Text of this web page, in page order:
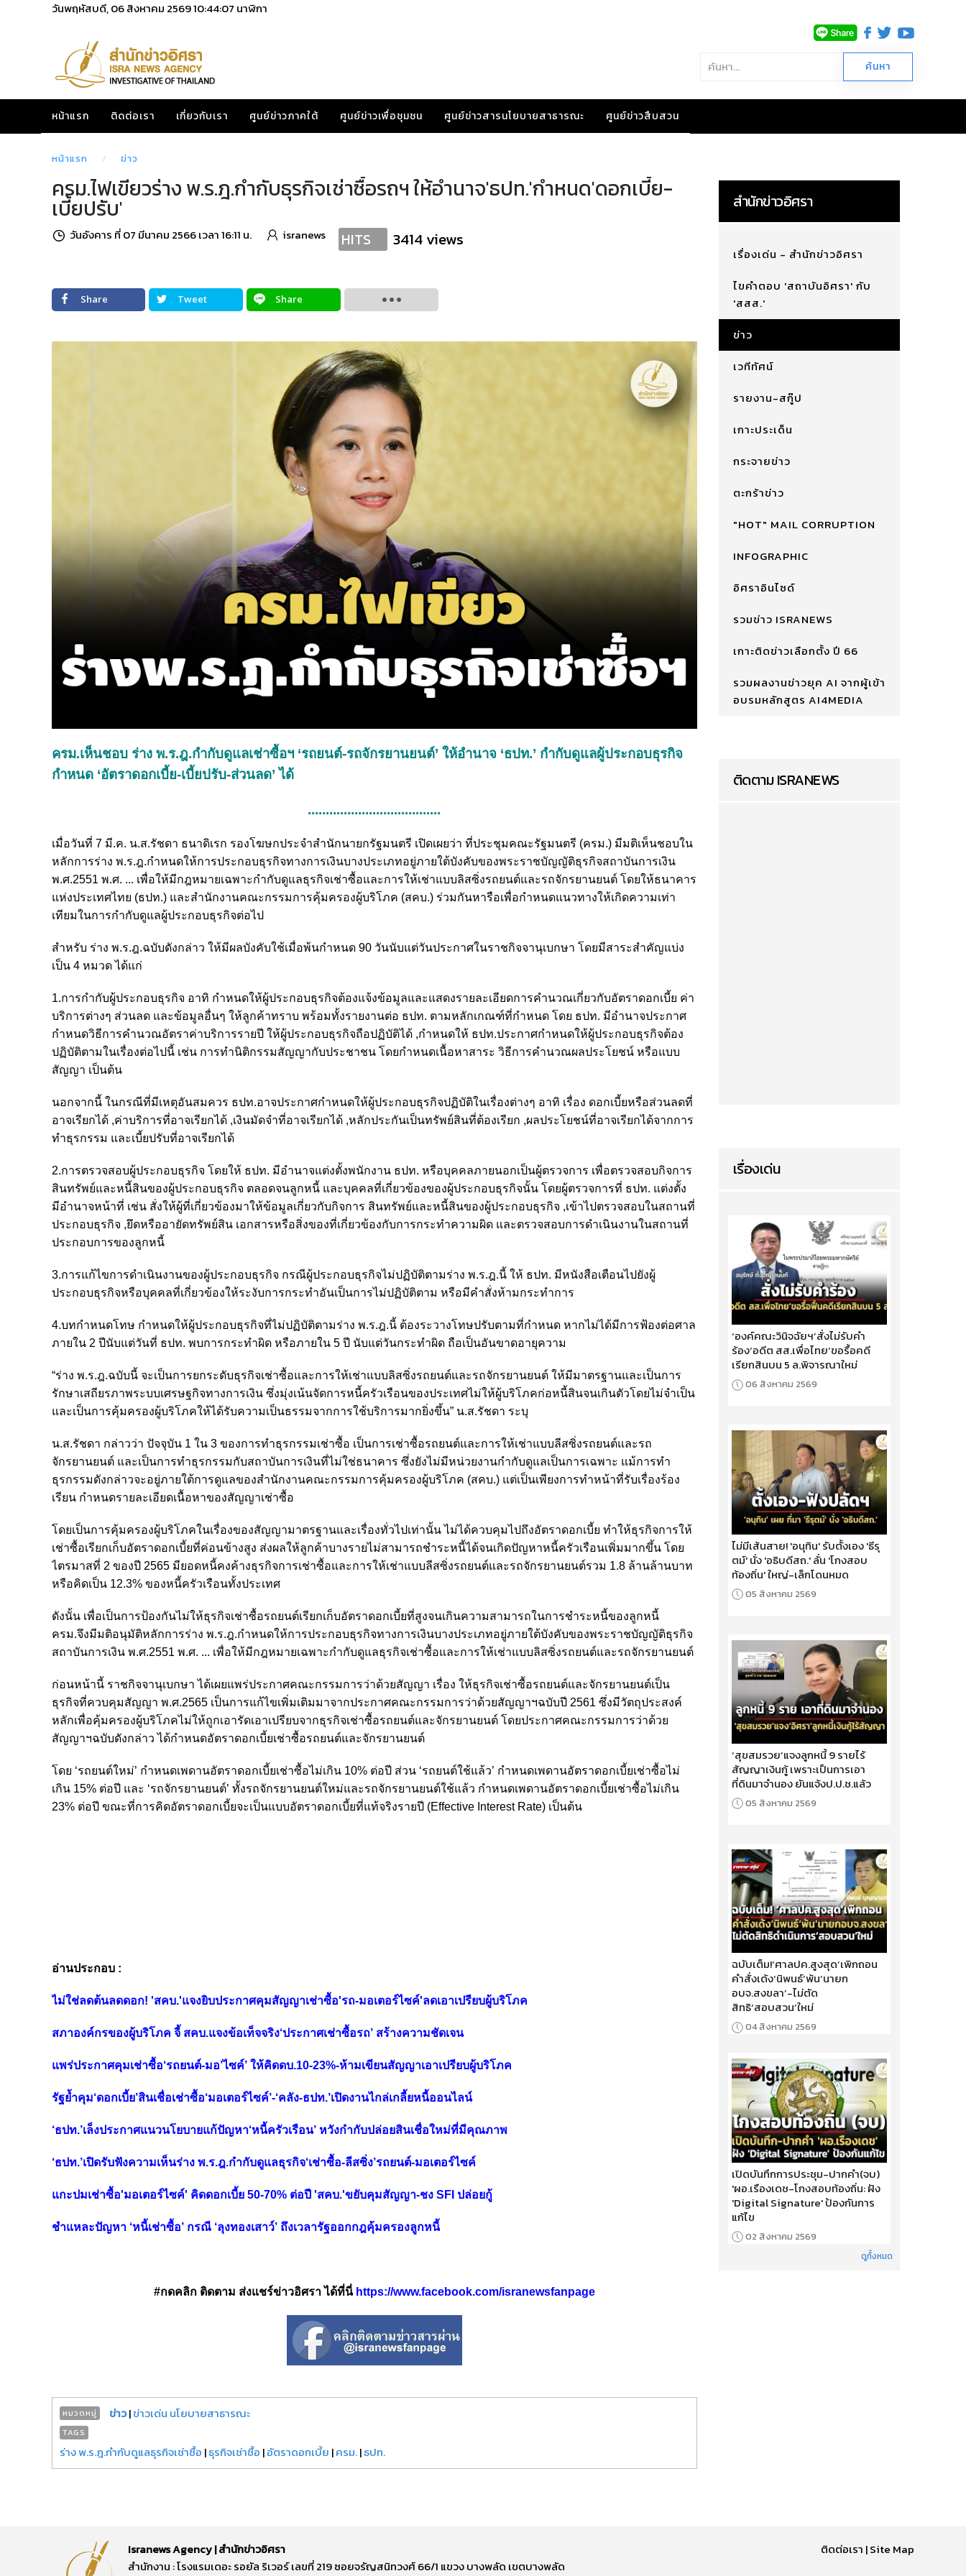
วันพฤหัสบดี, 06 สิงหาคม 256910:44:08 นาฬิกา
หน้าแรก ติดต่อเรา เกี่ยวกับเรา ศูนย์ข่าวภาคใต้ ศูนย์ข่าวเพื่อชุมชน ศูนย์ข่าวสารนโยบายสาธารณะ ศูนย์ข่าวสืบสวน
หน้าแรก ข่าว
ครม.ไฟเขียวร่าง พ.ร.ฎ.กำกับธุรกิจเช่าซื้อรถฯ ให้อำนาจ'ธปท.'กำหนด'ดอกเบี้ย-
เบี้ยปรับ'
วันอังคาร ที่ 07 มีนาคม 2566 เวลา 16:11 น. isranews HITS 3414 views
Share Tweet Share
ครม.เห็นชอบ ร่าง พ.ร.ฎ.กำกับดูแลเช่าซื้อฯ ‘รถยนต์-รถจักรยานยนต์’ ให้อำนาจ ‘ธปท.’ กำกับดูแลผู้ประกอบธุรกิจ
กำหนด ‘อัตราดอกเบี้ย-เบี้ยปรับ-ส่วนลด’ ได้
.....................................
เมื่อวันที่ 7 มี.ค. น.ส.รัชดา ธนาดิเรก รองโฆษกประจำสำนักนายกรัฐมนตรี เปิดเผยว่า ที่ประชุมคณะรัฐมนตรี (ครม.) มีมติเห็นชอบใน
หลักการร่าง พ.ร.ฎ.กำหนดให้การประกอบธุรกิจทางการเงินบางประเภทอยู่ภายใต้บังคับของพระราชบัญญัติธุรกิจสถาบันการเงิน
พ.ศ.2551 พ.ศ. ... เพื่อให้มีกฎหมายเฉพาะกำกับดูแลธุรกิจเช่าซื้อและการให้เช่าแบบลิสซิ่งรถยนต์และรถจักรยานยนต์ โดยให้ธนาคาร
แห่งประเทศไทย (ธปท.) และสำนักงานคณะกรรมการคุ้มครองผู้บริโภค (สคบ.) ร่วมกันหารือเพื่อกำหนดแนวทางให้เกิดความเท่า
เทียมในการกำกับดูแลผู้ประกอบธุรกิจต่อไป
สำหรับ ร่าง พ.ร.ฎ.ฉบับดังกล่าว ให้มีผลบังคับใช้เมื่อพ้นกำหนด 90 วันนับแต่วันประกาศในราชกิจจานุเบกษา โดยมีสาระสำคัญแบ่ง
เป็น 4 หมวด ได้แก่
1.การกำกับผู้ประกอบธุรกิจ อาทิ กำหนดให้ผู้ประกอบธุรกิจต้องแจ้งข้อมูลและแสดงรายละเอียดการคำนวณเกี่ยวกับอัตราดอกเบี้ย ค่า
บริการต่างๆ ส่วนลด และข้อมูลอื่นๆ ให้ลูกค้าทราบ พร้อมทั้งรายงานต่อ ธปท. ตามหลักเกณฑ์ที่กำหนด โดย ธปท. มีอำนาจประกาศ
กำหนดวิธีการคำนวณอัตราค่าบริการรายปี ให้ผู้ประกอบธุรกิจถือปฏิบัติได้ ,กำหนดให้ ธปท.ประกาศกำหนดให้ผู้ประกอบธุรกิจต้อง
ปฏิบัติตามในเรื่องต่อไปนี้ เช่น การทำนิติกรรมสัญญากับประชาชน โดยกำหนดเนื้อหาสาระ วิธีการคำนวณผลประโยชน์ หรือแบบ
สัญญา เป็นต้น
นอกจากนี้ ในกรณีที่มีเหตุอันสมควร ธปท.อาจประกาศกำหนดให้ผู้ประกอบธุรกิจปฏิบัติในเรื่องต่างๆ อาทิ เรื่อง ดอกเบี้ยหรือส่วนลดที่
อาจเรียกได้ ,ค่าบริการที่อาจเรียกได้ ,เงินมัดจำที่อาจเรียกได้ ,หลักประกันเป็นทรัพย์สินที่ต้องเรียก ,ผลประโยชน์ที่อาจเรียกได้จากการ
ทำธุรกรรม และเบี้ยปรับที่อาจเรียกได้
2.การตรวจสอบผู้ประกอบธุรกิจ โดยให้ ธปท. มีอำนาจแต่งตั้งพนักงาน ธปท. หรือบุคคลภายนอกเป็นผู้ตรวจการ เพื่อตรวจสอบกิจการ
สินทรัพย์และหนี้สินของผู้ประกอบธุรกิจ ตลอดจนลูกหนี้ และบุคคลที่เกี่ยวข้องของผู้ประกอบธุรกิจนั้น โดยผู้ตรวจการที่ ธปท. แต่งตั้ง
มีอำนาจหน้าที่ เช่น สั่งให้ผู้ที่เกี่ยวข้องมาให้ข้อมูลเกี่ยวกับกิจการ สินทรัพย์และหนี้สินของผู้ประกอบธุรกิจ ,เข้าไปตรวจสอบในสถานที่
ประกอบธุรกิจ ,ยึดหรืออายัดทรัพย์สิน เอกสารหรือสิ่งของที่เกี่ยวข้องกับการกระทำความผิด และตรวจสอบการดำเนินงานในสถานที่
ประกอบการของลูกหนี้
3.การแก้ไขการดำเนินงานของผู้ประกอบธุรกิจ กรณีผู้ประกอบธุรกิจไม่ปฏิบัติตามร่าง พ.ร.ฎ.นี้ ให้ ธปท. มีหนังสือเตือนไปยังผู้
ประกอบธุรกิจหรือบุคคลที่เกี่ยวข้องให้ระงับการกระทำอันเป็นการไม่ปฏิบัติตาม หรือมีคำสั่งห้ามกระทำการ
4.บทกำหนดโทษ กำหนดให้ผู้ประกอบธุรกิจที่ไม่ปฏิบัติตามร่าง พ.ร.ฎ.นี้ ต้องระวางโทษปรับตามที่กำหนด หากไม่ได้มีการฟ้องต่อศาล
ภายใน 2 ปีนับแต่วันที่ ธปท. พบการกระทำผิด หรือภายใน 5 ปี นับแต่วันกระทำผิด ถือเป็นอันขาดอายุความ
“ร่าง พ.ร.ฎ.ฉบับนี้ จะเป็นการยกระดับธุรกิจเช่าซื้อและการให้เช่าแบบลิสซิ่งรถยนต์และรถจักรยานยนต์ ให้มีมาตรฐานและเป็นการ
รักษาเสถียรภาพระบบเศรษฐกิจทางการเงิน ซึ่งมุ่งเน้นจัดการหนี้ครัวเรือนของประเทศไม่ให้ผู้บริโภคก่อหนี้สินจนเกินตัวโดยไม่จำเป็น
และเป็นการคุ้มครองผู้บริโภคให้ได้รับความเป็นธรรมจากการใช้บริการมากยิ่งขึ้น” น.ส.รัชดา ระบุ
น.ส.รัชดา กล่าวว่า ปัจจุบัน 1 ใน 3 ของการทำธุรกรรมเช่าซื้อ เป็นการเช่าซื้อรถยนต์และการให้เช่าแบบลีสซิ่งรถยนต์และรถ
จักรยานยนต์ และเป็นการทำธุรกรรมกับสถาบันการเงินที่ไม่ใช่ธนาคาร ซึ่งยังไม่มีหน่วยงานกำกับดูแลเป็นการเฉพาะ แม้การทำ
ธุรกรรมดังกล่าวจะอยู่ภายใต้การดูแลของสำนักงานคณะกรรมการคุ้มครองผู้บริโภค (สคบ.) แต่เป็นเพียงการทำหน้าที่รับเรื่องร้อง
เรียน กำหนดรายละเอียดเนื้อหาของสัญญาเช่าซื้อ
โดยเป็นการคุ้มครองผู้บริโภคในเรื่องของสัญญามาตรฐานและเรื่องทั่วไปเท่านั้น ไม่ได้ควบคุมไปถึงอัตราดอกเบี้ย ทำให้ธุรกิจการให้
เช่าซื้อเรียกเก็บอัตราดอกเบี้ยที่ค่อนข้างสูง ส่งผลให้ลูกค้าบางรายไม่สามารถชำระหนี้ได้จนเกิดปัญหาหนี้ครัวเรือนเพิ่มมากขึ้น โดย
ไตรมาสที่ 2 ของปี 2565 มียอดหนี้คงค้างธุรกิจการเช่าซื้อและการให้เช่าแบบลีสซิ่งรถยนต์และรถจักรยานยนต์รวม 1.8 ล้านล้านบาท
หรือคิดเป็น 12.3% ของหนี้ครัวเรือนทั้งประเทศ
ดังนั้น เพื่อเป็นการป้องกันไม่ให้ธุรกิจเช่าซื้อรถยนต์เรียกเก็บอัตราดอกเบี้ยที่สูงจนเกินความสามารถในการชำระหนี้ของลูกหนี้
ครม.จึงมีมติอนุมัติหลักการร่าง พ.ร.ฎ.กำหนดให้การประกอบธุรกิจทางการเงินบางประเภทอยู่ภายใต้บังคับของพระราชบัญญัติธุรกิจ
สถาบันการเงิน พ.ศ.2551 พ.ศ. ... เพื่อให้มีกฎหมายเฉพาะกำกับดูแลธุรกิจเช่าซื้อและการให้เช่าแบบลิสซิ่งรถยนต์และรถจักรยานยนต์
ก่อนหน้านี้ ราชกิจจานุเบกษา ได้เผยแพร่ประกาศคณะกรรมการว่าด้วยสัญญา เรื่อง ให้ธุรกิจเช่าซื้อรถยนต์และจักรยานยนต์เป็น
ธุรกิจที่ควบคุมสัญญา พ.ศ.2565 เป็นการแก้ไขเพิ่มเติมมาจากประกาศคณะกรรมการว่าด้วยสัญญาฯฉบับปี 2561 ซึ่งมีวัตถุประสงค์
หลักเพื่อคุ้มครองผู้บริโภคไม่ให้ถูกเอารัดเอาเปรียบจากธุรกิจเช่าซื้อรถยนต์และจักรยานยนต์ โดยประกาศคณะกรรมการว่าด้วย
สัญญาฯฉบับดังกล่าว ได้กำหนดอัตราดอกเบี้ยเช่าซื้อรถยนต์และจักรยานยนต์
โดย ‘รถยนต์ใหม่’ กำหนดเพดานอัตราดอกเบี้ยเช่าซื้อไม่เกิน 10% ต่อปี ส่วน ‘รถยนต์ใช้แล้ว’ กำหนดเพดานอัตราดอกเบี้ยเช่าซื้อไม่
เกิน 15% ต่อปี และ ‘รถจักรยานยนต์’ ทั้งรถจักรยานยนต์ใหม่และรถจักรยานยนต์ใช้แล้ว กำหนดเพดานอัตราดอกเบี้ยเช่าซื้อไม่เกิน
23% ต่อปี ขณะที่การคิดอัตราดอกเบี้ยจะเป็นแบบอัตราดอกเบี้ยที่แท้จริงรายปี (Effective Interest Rate) เป็นต้น
อ่านประกอบ :
ไม่ใช่ลดต้นลดดอก! 'สคบ.'แจงยิบประกาศคุมสัญญาเช่าซื้อ'รถ-มอเตอร์ไซค์'ลดเอาเปรียบผู้บริโภค
สภาองค์กรของผู้บริโภค จี้ สคบ.แจงข้อเท็จจริง‘ประกาศเช่าซื้อรถ’ สร้างความชัดเจน
แพร่ประกาศคุมเช่าซื้อ‘รถยนต์-มอ’ไซค์’ ให้คิดดบ.10-23%-ห้ามเขียนสัญญาเอาเปรียบผู้บริโภค
รัฐย้ำคุม‘ดอกเบี้ย’สินเชื่อเช่าซื้อ‘มอเตอร์ไซค์’-‘คลัง-ธปท.’เปิดงานไกล่เกลี้ยหนี้ออนไลน์
‘ธปท.’เล็งประกาศแนวนโยบายแก้ปัญหา‘หนี้ครัวเรือน’ หวังกำกับปล่อยสินเชื่อใหม่ที่มีคุณภาพ
‘ธปท.’เปิดรับฟังความเห็นร่าง พ.ร.ฎ.กำกับดูแลธุรกิจ‘เช่าซื้อ-ลีสซิ่ง’รถยนต์-มอเตอร์ไซค์
แกะปมเช่าซื้อ'มอเตอร์ไซค์' คิดดอกเบี้ย 50-70% ต่อปี 'สคบ.'ขยับคุมสัญญา-ชง SFI ปล่อยกู้
ชำแหละปัญหา ‘หนี้เช่าซื้อ’ กรณี ‘ลุงทองเสาว์’ ถึงเวลารัฐออกกฎคุ้มครองลูกหนี้
#กดคลิก ติดตาม ส่งแชร์ข่าวอิศรา ได้ที่นี่ https://www.facebook.com/isranewsfanpage
หมวดหมู่ ข่าว|ข่าวเด่น นโยบายสาธารณะ
TAGS
ร่าง พ.ร.ฎ.กำกับดูแลธุรกิจเช่าซื้อ |ธุรกิจเช่าซื้อ |อัตราดอกเบี้ย |ครม.|ธปท.
สำนักข่าวอิศรา
เรื่องเด่น - สำนักข่าวอิศรา
ไขคำตอบ 'สถาบันอิศรา' กับ
'สสส.'
ข่าว
เวทีทัศน์
รายงาน-สกู๊ป
เกาะประเด็น
กระจายข่าว
ตะกร้าข่าว
"HOT" MAIL CORRUPTION
INFOGRAPHIC
อิศราอินไซด์
รวมข่าว ISRANEWS
เกาะติดข่าวเลือกตั้ง ปี 66
รวมผลงานข่าวยุค AI จากผู้เข้า
อบรมหลักสูตร AI4MEDIA
ติดตาม ISRANEWS
เรื่องเด่น
‘องค์คณะวินิจฉัยฯ’สั่งไม่รับคำ
ร้อง‘อดีต สส.เพื่อไทย’ขอรื้อคดี
เรียกสินบน 5 ล.พิจารณาใหม่
06 สิงหาคม 2569
ไม่มีเส้นสาย! 'อนุทิน' รับตั้งเอง 'ธีรุ
ตม์' นั่ง 'อธิบดีสถ.' ลั่น 'โกงสอบ
ท้องถิ่น' ใหญ่-เล็กโดนหมด
05 สิงหาคม 2569
‘สุขสมรวย’แจงลูกหนี้ 9 รายไร้
สัญญาเงินกู้ เพราะเป็นการเอา
ที่ดินมาจำนอง ยันแจ้งป.ป.ช.แล้ว
05 สิงหาคม 2569
ฉบับเต็ม!‘ศาลปค.สูงสุด’เพิกถอน
คำสั่งเด้ง‘นิพนธ์’พ้น‘นายก
อบจ.สงขลา’-ไม่ตัด
สิทธิ‘สอบสวน’ใหม่
04 สิงหาคม 2569
เปิดบันทึกการประชุม-ปากคำ(จบ)
'ผอ.เรืองเดช-โกงสอบท้องถิ่น: ฝัง
'Digital Signature' ป้องกันการ
แก้ไข
02 สิงหาคม 2569
ดูทั้งหมด
Isranews Agency | สำนักข่าวอิศรา
สำนักงาน : โรงแรมเดอะ รอยัล ริเวอร์ เลขที่ 219 ซอยจรัญสนิทวงศ์ 66/1 แขวง บางพลัด เขตบางพลัด
ติดต่อเรา |Site Map